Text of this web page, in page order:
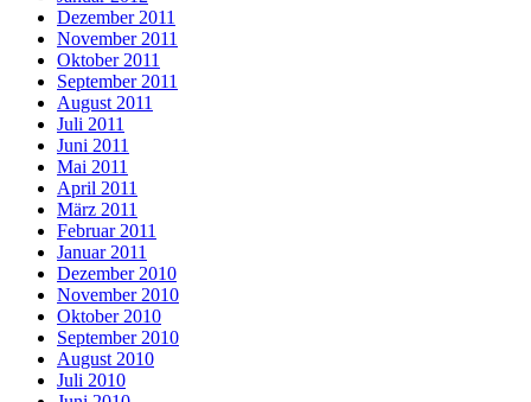
Dezember 2011
November 2011
Oktober 2011
September 2011
August 2011
Juli 2011
Juni 2011
Mai 2011
April 2011
März 2011
Februar 2011
Januar 2011
Dezember 2010
November 2010
Oktober 2010
September 2010
August 2010
Juli 2010